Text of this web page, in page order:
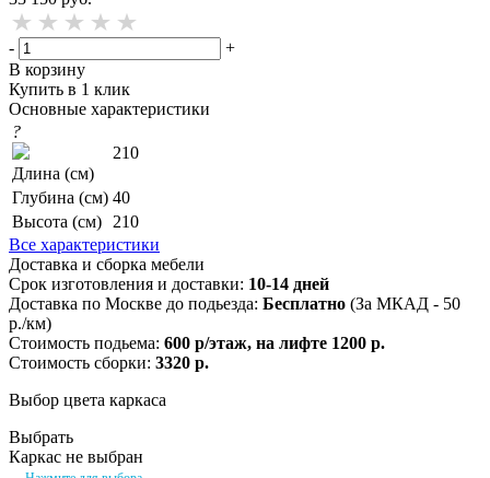
-
+
В корзину
Купить в 1 клик
Основные характеристики
?
Длина (см)
210
Глубина (см) 40
Высота (см)
210
Все характеристики
Доставка и сборка мебели
Срок изготовления и доставки: 10-14 дней
Доставка по Москве до подьезда: Бесплатно (За МКАД - 50
р./км)
Стоимость подьема: 600 р/этаж, на лифте 1200 р.
Стоимость сборки: 3320 р.
Выбор цвета каркаса
Выбрать
Каркас не выбран